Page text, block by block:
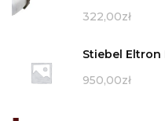
322,00zł
Stiebel Eltron
950,00zł